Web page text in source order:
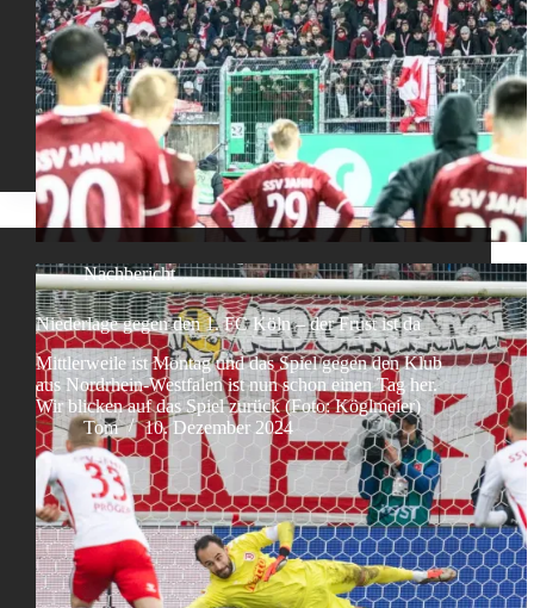
Nachbericht
Niederlage gegen den 1. FC Köln – der Frust ist da
Mittlerweile ist Montag und das Spiel gegen den Klub
aus Nordrhein-Westfalen ist nun schon einen Tag her.
Wir blicken auf das Spiel zurück (Foto: Köglmeier)
Tom
10. Dezember 2024